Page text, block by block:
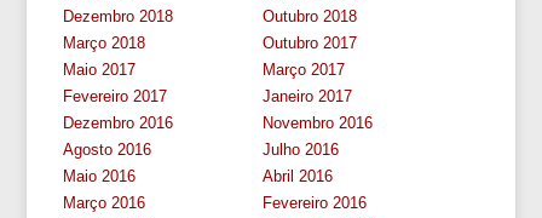
Dezembro 2018
Outubro 2018
Março 2018
Outubro 2017
Maio 2017
Março 2017
Fevereiro 2017
Janeiro 2017
Dezembro 2016
Novembro 2016
Agosto 2016
Julho 2016
Maio 2016
Abril 2016
Março 2016
Fevereiro 2016